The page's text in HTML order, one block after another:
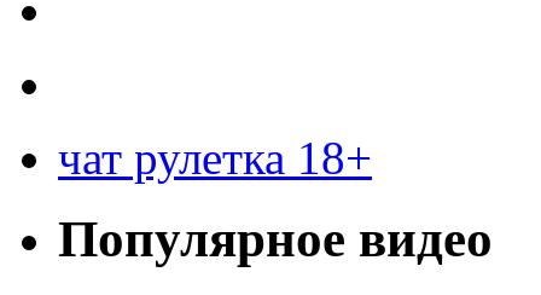
чат рулетка 18+
Популярное видео